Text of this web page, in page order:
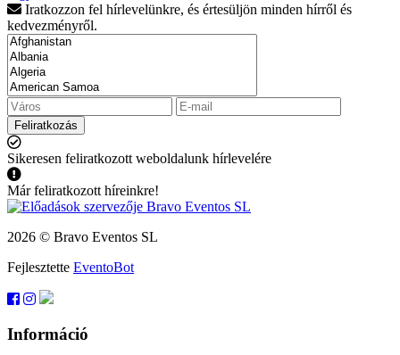
Iratkozzon fel hírlevelünkre, és értesüljön minden hírről és
kedvezményről.
Feliratkozás
Sikeresen feliratkozott weboldalunk hírlevelére
Már feliratkozott híreinkre!
2026 © Bravo Eventos SL
Fejlesztette EventoBot
Információ